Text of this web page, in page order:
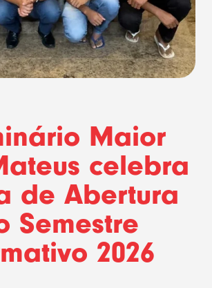
Maior
celebra
de Abertura
Semestre
2026